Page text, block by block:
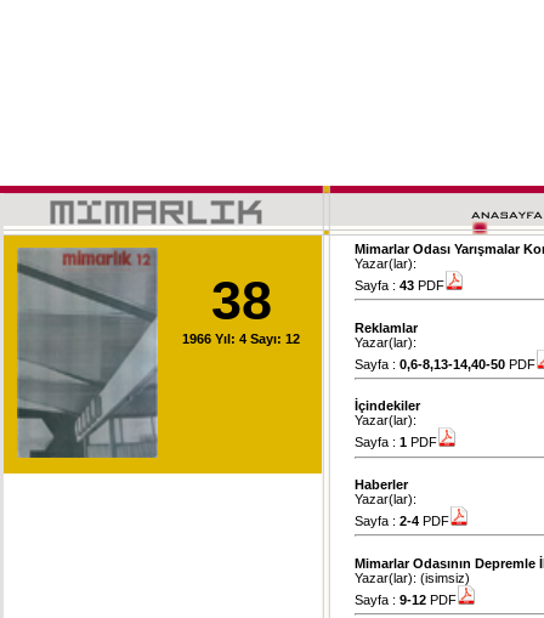
38
1966 Yıl: 4 Sayı: 12
Mimarlar Odası Yarışmalar
Yazar(lar):
Sayfa : 43 PDF
Reklamlar
Yazar(lar):
Sayfa : 0,6-8,13-14,40-50 PDF
İçindekiler
Yazar(lar):
Sayfa : 1 PDF
Haberler
Yazar(lar):
Sayfa : 2-4 PDF
Mimarlar Odasının Depremle
Yazar(lar): (isimsiz)
Sayfa : 9-12 PDF